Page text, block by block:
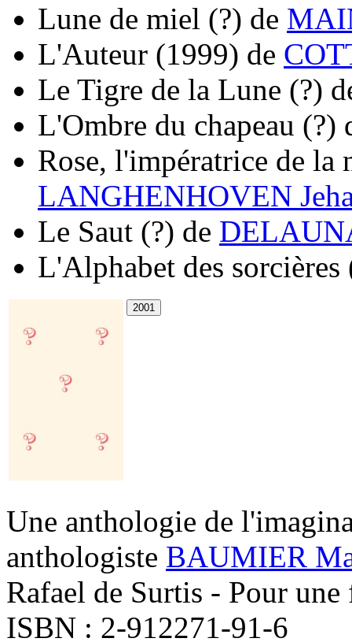
Lune de miel (?) de
L'Auteur (1999) de
Le Tigre de la Lune (?)
L'Ombre du chapeau (?)
Rose, l'impératrice de la
LANGHENHOVEN
Le Saut (?) de
L'Alphabet des sorcières
Une anthologie de
anthologiste BAUMIER
Rafael de Surtis - Pour
ISBN : 2-912271-91-6